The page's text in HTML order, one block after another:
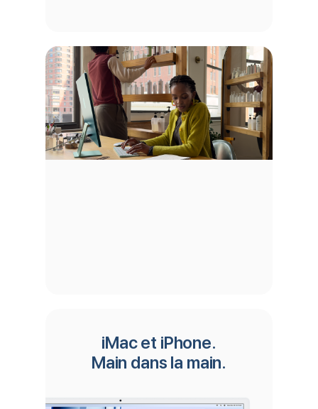
iMac et iPhone.
Main dans la main.